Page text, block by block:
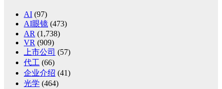
AI (97)
AI眼镜 (473)
AR (1,738)
VR (909)
上市公司 (57)
代工 (66)
企业介绍 (41)
光学 (464)